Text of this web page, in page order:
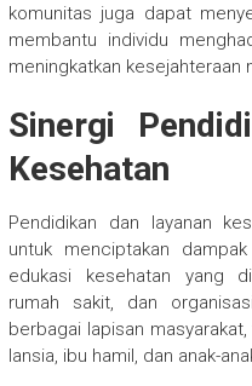
komunitas juga dapat
membantu individu
meningkatkan kesejahteraan
Sinergi
Kesehatan
Pendidikan dan layanan
untuk menciptakan
edukasi kesehatan yang
rumah sakit, dan
berbagai lapisan
lansia, ibu hamil, dan anak-